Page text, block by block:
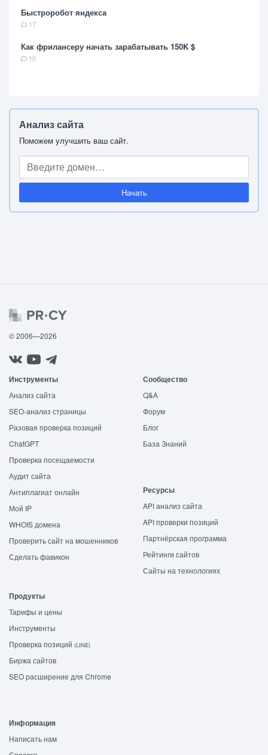
Быстроробот яндекса
17
Как фрилансеру начать зарабатывать 150K $
10
Анализ сайта
Поможем улучшить ваш сайт.
Начать
© 2006—2026
Инструменты
Анализ сайта
SEO-анализ страницы
Разовая проверка позиций
ChatGPT
Проверка посещаемости
Аудит сайта
Антиплагиат онлайн
Мой IP
WHOIS домена
Проверить сайт на мошенников
Сделать фавикон
Сообщество
Q&A
Форум
Блог
База Знаний
Ресурсы
API анализ сайта
API проверки позиций
Партнёрская программа
Рейтинги сайтов
Сайты на технологиях
Продукты
Тарифы и цены
Инструменты
Проверка позиций (LINE)
Биржа сайтов
SEO расширение для Chrome
Информация
Написать нам